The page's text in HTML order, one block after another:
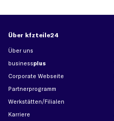
Über kfzteile24
Über uns
businessplus
Corporate Webseite
Partnerprogramm
Werkstätten/Filialen
Karriere